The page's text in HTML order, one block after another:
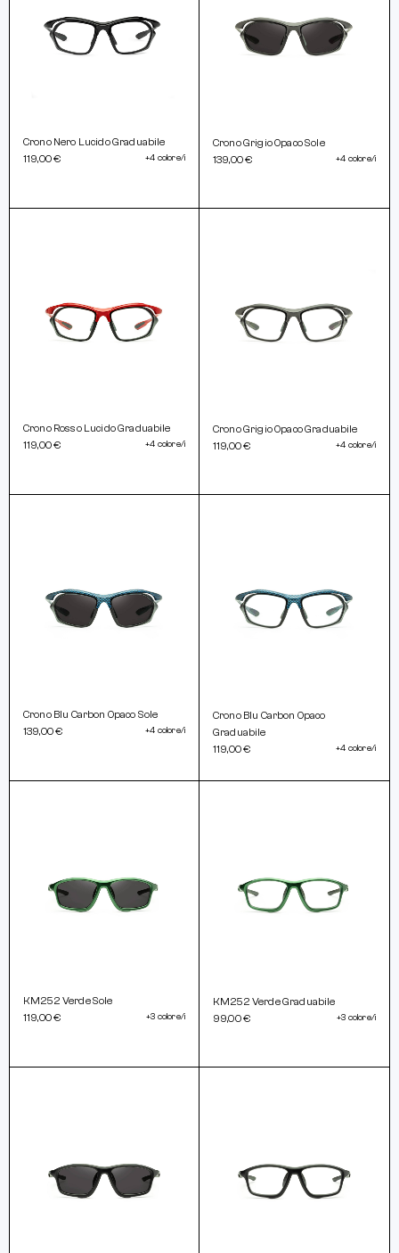
Crono Nero Lucido Graduabile
119,00 €
+4 colore/i
Crono Grigio Opaco Sole
139,00 €
+4 colore/i
Crono Rosso Lucido Graduabile
119,00 €
+4 colore/i
Crono Grigio Opaco Graduabile
119,00 €
+4 colore/i
Crono Blu Carbon Opaco Sole
139,00 €
+4 colore/i
Crono Blu Carbon Opaco
Graduabile
119,00 €
+4 colore/i
KM252 Verde Sole
119,00 €
+3 colore/i
KM252 Verde Graduabile
99,00 €
+3 colore/i